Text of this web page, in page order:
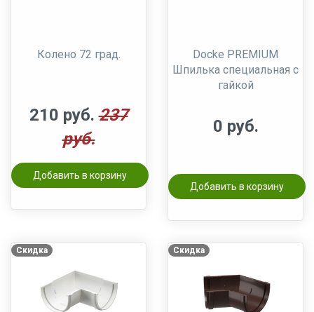
Колено 72 град.
210 руб. 237
руб.
Добавить в корзину
Docke PREMIUM
Шпилька специальная с
гайкой
0 руб.
Добавить в корзину
Скидка Скидка